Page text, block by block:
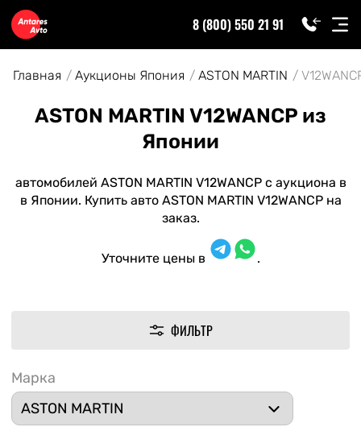
8 (800) 550 21 91
Главная Аукционы Япония ASTON MARTIN
ASTON MARTIN V12WANCP из
Японии
автомобилей ASTON MARTIN V12WANCP с аукциона в
в Японии. Купить авто ASTON MARTIN V12WANCP на
заказ.
Уточните цены в .
ФИЛЬТР
Марка